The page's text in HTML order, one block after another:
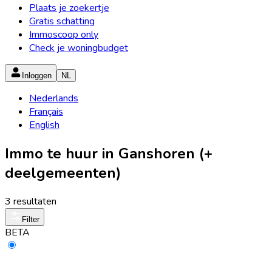
Plaats je zoekertje
Gratis schatting
Immoscoop only
Check je woningbudget
Inloggen NL
Nederlands
Français
English
Immo te huur in Ganshoren (+
deelgemeenten)
3 resultaten
Filter
BETA